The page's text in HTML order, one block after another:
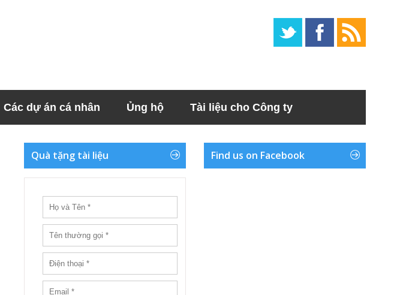
Các dự án cá nhân Ủng hộ Tài liệu cho Công ty
Quà tặng tài liệu Find us on Facebook